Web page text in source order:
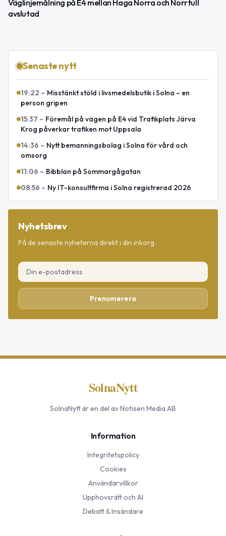
Väglinjemålning på E4 mellan Haga Norra och Norrtull
avslutad
Senaste nytt
19:22 – Misstänkt stöld i livsmedelsbutik i Solna – en
person gripen
15:37 – Föremål på vägen på E4 vid Trafikplats Järva
Krog påverkar trafiken mot Uppsala
14:36 – Nytt bemanningsbolag i Solna för vård och
omsorg
11:06 – Bibblan på Sommargågatan
08:56 – Ny IT-konsultfirma i Solna registrerad 2026
Nyhetsbrev
Få de senaste nyheterna direkt i din inkorg.
Prenumerera
SolnaNytt
SolnaNyttär en del av Notisen Media AB
Information
Integritetspolicy
Cookies
Användarvillkor
Upphovsrätt och AI
Debatt & Insändare